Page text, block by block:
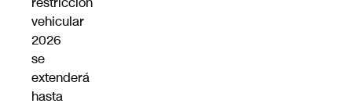
vehicular
2026
se
extenderá
hasta